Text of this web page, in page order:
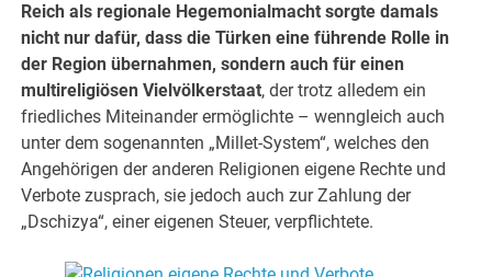
Reich als regionale Hegemonialmacht sorgte damals
nicht nur dafür, dass die Türken eine führende Rolle in
der Region übernahmen, sondern auch für einen
multireligiösen Vielvölkerstaat, der trotz alledem ein
friedliches Miteinander ermöglichte – wenngleich auch
unter dem sogenannten „Millet-System“, welches den
Angehörigen der anderen Religionen eigene Rechte und
Verbote zusprach, sie jedoch auch zur Zahlung der
„Dschizya“, einer eigenen Steuer, verpflichtete.